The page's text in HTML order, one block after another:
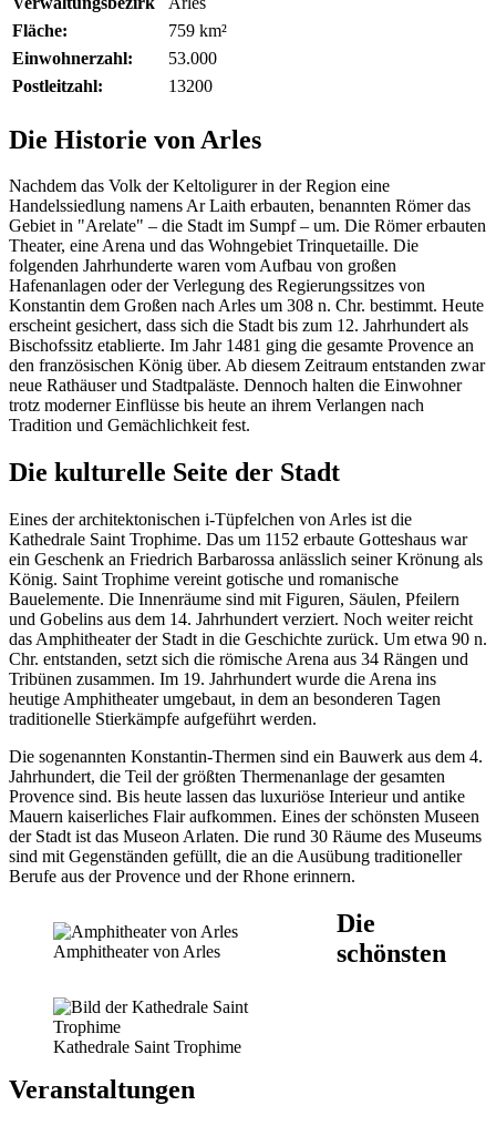
Fläche:
759 km²
Einwohnerzahl:
53.000
Postleitzahl:
13200
Die Historie von Arles
Nachdem das Volk der Keltoligurer in der Region eine
Handelssiedlung namens Ar Laith erbauten, benannten Römer das
Gebiet in "Arelate" – die Stadt im Sumpf – um. Die Römer erbauten
Theater, eine Arena und das Wohngebiet Trinquetaille. Die
folgenden Jahrhunderte waren vom Aufbau von großen
Hafenanlagen oder der Verlegung des Regierungssitzes von
Konstantin dem Großen nach Arles um 308 n. Chr. bestimmt. Heute
erscheint gesichert, dass sich die Stadt bis zum 12. Jahrhundert als
Bischofssitz etablierte. Im Jahr 1481 ging die gesamte Provence an
den französischen König über. Ab diesem Zeitraum entstanden zwar
neue Rathäuser und Stadtpaläste. Dennoch halten die Einwohner
trotz moderner Einflüsse bis heute an ihrem Verlangen nach
Tradition und Gemächlichkeit fest.
Die kulturelle Seite der Stadt
Eines der architektonischen i-Tüpfelchen von Arles ist die
Kathedrale Saint Trophime. Das um 1152 erbaute Gotteshaus war
ein Geschenk an Friedrich Barbarossa anlässlich seiner Krönung als
König. Saint Trophime vereint gotische und romanische
Bauelemente. Die Innenräume sind mit Figuren, Säulen, Pfeilern
und Gobelins aus dem 14. Jahrhundert verziert. Noch weiter reicht
das Amphitheater der Stadt in die Geschichte zurück. Um etwa 90 n.
Chr. entstanden, setzt sich die römische Arena aus 34 Rängen und
Tribünen zusammen. Im 19. Jahrhundert wurde die Arena ins
heutige Amphitheater umgebaut, in dem an besonderen Tagen
traditionelle Stierkämpfe aufgeführt werden.
Die sogenannten Konstantin-Thermen sind ein Bauwerk aus dem 4.
Jahrhundert, die Teil der größten Thermenanlage der gesamten
Provence sind. Bis heute lassen das luxuriöse Interieur und antike
Mauern kaiserliches Flair aufkommen. Eines der schönsten Museen
der Stadt ist das Museon Arlaten. Die rund 30 Räume des Museums
sind mit Gegenständen gefüllt, die an die Ausübung traditioneller
Berufe aus der Provence und der Rhone erinnern.
Amphitheater von Arles
Kathedrale Saint Trophime
Die
schönsten
Veranstaltungen